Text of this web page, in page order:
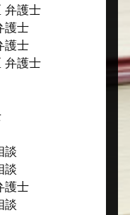
弁護士
護士
護士
弁護士
談
談
護士
談